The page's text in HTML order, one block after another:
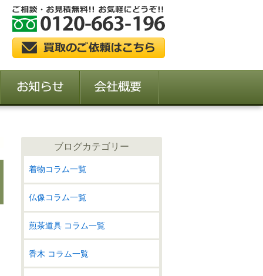
ブログカテゴリー
着物コラム一覧
仏像コラム一覧
煎茶道具 コラム一覧
香木 コラム一覧